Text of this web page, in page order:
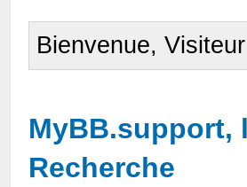
Bienvenue,
MyBB.support,
Recherche